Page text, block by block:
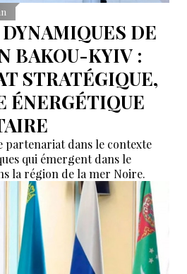
DE
BAKOU-KYIV :
STRATÉGIQUE,
ÉNERGÉTIQUE
partenariat dans le contexte
qui émergent dans le
la région de la mer Noire.